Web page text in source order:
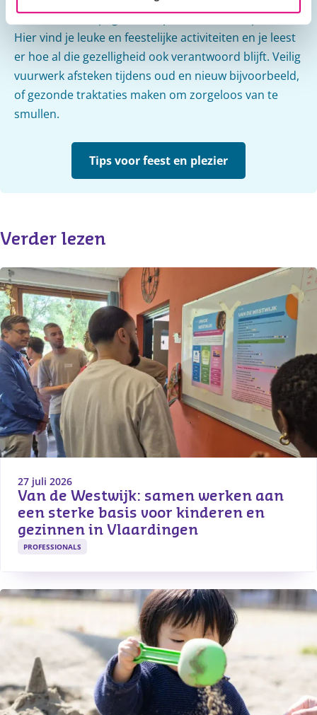
hebben we een pagina vol tips voor feest en plezier.
Hier vind je leuke en feestelijke activiteiten en je leest
er hoe al die gezelligheid ook verantwoord blijft. Veilig
vuurwerk afsteken tijdens oud en nieuw bijvoorbeeld,
of gezonde traktaties maken om zorgeloos van te
smullen.
Tips voor feest en plezier
Verder lezen
27 juli 2026
Van de Westwijk: samen werken aan
een sterke basis voor kinderen en
gezinnen in Vlaardingen
PROFESSIONALS